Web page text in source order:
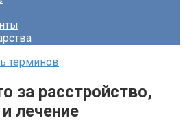
терминов
за расстройство,
лечение